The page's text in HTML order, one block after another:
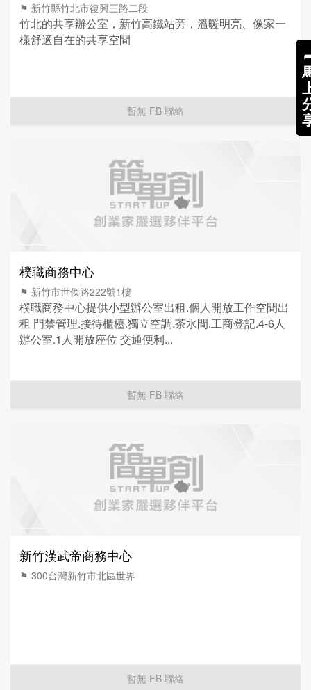
⚑ 新竹縣竹北市復興三路二段
竹北的共享辦公室，新竹高鐵站旁，溫暖明亮、像家一
樣舒適自在的共享空間
暫無 FB 聯絡
樸職商務中心
⚑ 新竹市世傑路222號1樓
樸職商務中心提供小型辦公室出租.個人開放工作空間出
租 門禁管理.接待櫃檯.獨立空調.茶水間.工商登記.4-6人
辦公室.1人開放座位 交通便利...
暫無 FB 聯絡
新竹漢武帝商務中心
⚑ 300台灣新竹市北區世界
暫無 FB 聯絡